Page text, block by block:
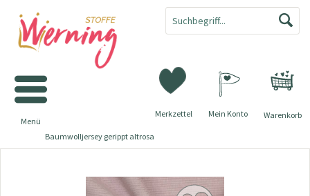
Warenkorb
Merkzettel Mein Konto
Menü
Baumwolljersey gerippt altrosa